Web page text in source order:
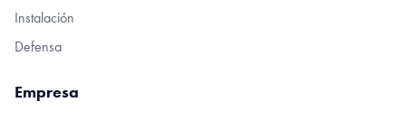
Instalación
Defensa
Empresa